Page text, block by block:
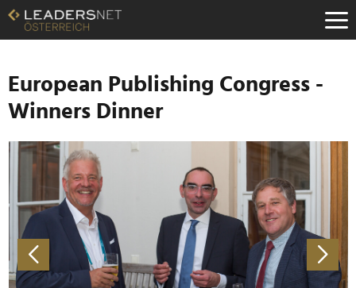
Zum
Inhalt
Zur
Navigation
Zur
Hauptnavigation
European Publishing Congress -
Winners Dinner